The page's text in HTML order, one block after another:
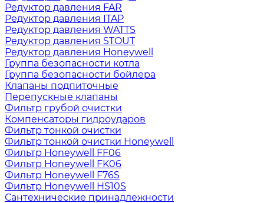
Редуктор давления FAR
Редуктор давления ITAP
Редуктор давления WATTS
Редуктор давления STOUT
Редуктор давления Honeywell
Группа безопасности котла
Группа безопасности бойлера
Клапаны подпиточные
Перепускные клапаны
Фильтр грубой очистки
Компенсаторы гидроударов
Фильтр тонкой очистки
Фильтр тонкой очистки Honeywell
Фильтр Honeywell FF06
Фильтр Honeywell FK06
Фильтр Honeywell F76S
Фильтр Honeywell HS10S
Сантехнические принадлежности